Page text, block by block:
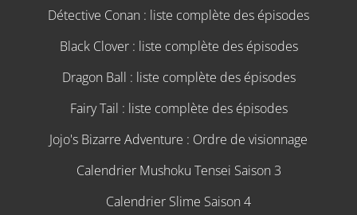
Détective Conan : liste complète des épisodes
Black Clover : liste complète des épisodes
Dragon Ball : liste complète des épisodes
Fairy Tail : liste complète des épisodes
Jojo's Bizarre Adventure : Ordre de visionnage
Calendrier Mushoku Tensei Saison 3
Calendrier Slime Saison 4